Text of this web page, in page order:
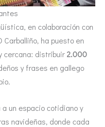
en colaboración con
Carballiño, ha puesto en
cercana: distribuir2.000
y frases en gallego
un espacio cotidiano y
navideñas, donde cada